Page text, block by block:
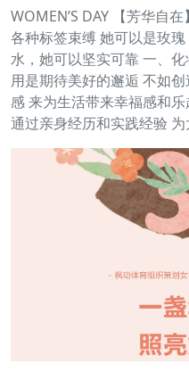
WOMEN’S DAY 【芳华自
各种标签束缚 她可以是玫
水，她可以坚实可靠 一、化
用是期待美好的邂逅 不如
感 来为生活带来幸福感和
通过亲身经历和实践经验